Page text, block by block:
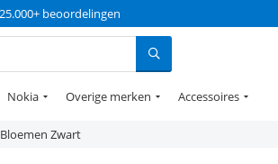
beoordelingen
Nokia Overige merken Accessoires
Zwart